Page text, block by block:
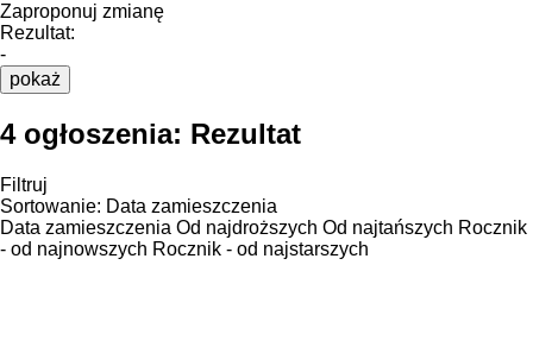
Zaproponuj zmianę
Rezultat:
-
pokaż
4 ogłoszenia: Rezultat
Filtruj
Sortowanie: Data zamieszczenia
Data zamieszczenia Od najdroższych Od najtańszych Rocznik
- od najnowszych Rocznik - od najstarszych